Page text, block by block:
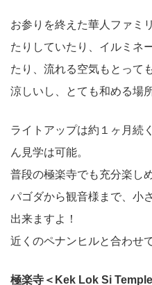
お参りを終えた華人ファミ
たりしていたり、イルミネ
たり、流れる空気もとって
涼しいし、とても和める場
ライトアップは約１ヶ月続
ん見学は可能。
普段の極楽寺でも充分楽し
パゴダから観音様まで、小
出来ますよ！
近くのペナンヒルと合わせ
極楽寺＜Kek Lok Si